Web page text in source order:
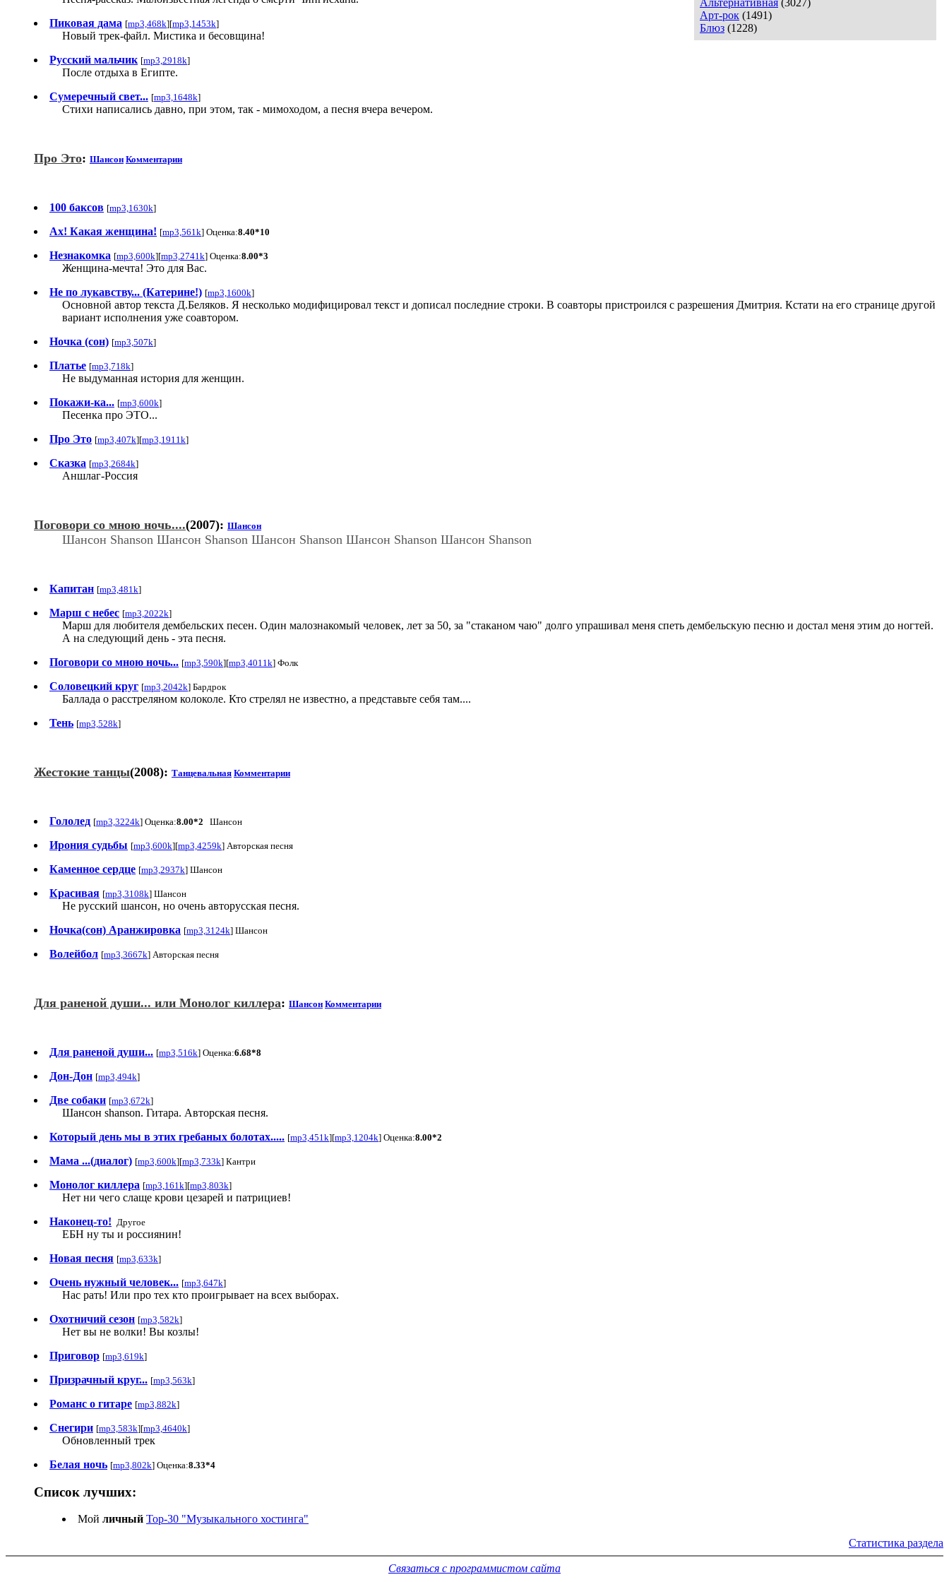
Арт-рок (1491)
Блюз (1228)
Пиковая дама [mp3,468k][mp3,1453k]
Новый трек-файл. Мистика и бесовщина!
Русский мальчик [mp3,2918k]
После отдыха в Египте.
Сумеречный свет... [mp3,1648k]
Стихи написались давно, при этом, так - мимоходом, а песня вчера вечером.
Про Это: Шансон Комментарии
100 баксов [mp3,1630k]
Ах! Какая женщина! [mp3,561k] Оценка:8.40*10
Незнакомка [mp3,600k][mp3,2741k] Оценка:8.00*3
Женщина-мечта! Это для Вас.
Не по лукавству... (Катерине!) [mp3,1600k]
Основной автор текста Д.Беляков. Я несколько модифицировал текст и дописал последние строки. В соавторы пристроился с разрешения Дмитрия. Кстати на его странице другой
вариант исполнения уже соавтором.
Ночка (сон) [mp3,507k]
Платье [mp3,718k]
Не выдуманная история для женщин.
Покажи-ка... [mp3,600k]
Песенка про ЭТО...
Про Это [mp3,407k][mp3,1911k]
Сказка [mp3,2684k]
Аншлаг-Россия
Поговори со мною ночь....(2007): Шансон
Шансон Shanson Шансон Shanson Шансон Shanson Шансон Shanson Шансон Shanson
Капитан [mp3,481k]
Марш с небес [mp3,2022k]
Марш для любителя дембельских песен. Один малознакомый человек, лет за 50, за "стаканом чаю" долго упрашивал меня спеть дембельскую песню и достал меня этим до ногтей.
А на следующий день - эта песня.
Поговори со мною ночь... [mp3,590k][mp3,4011k] Фолк
Соловецкий круг [mp3,2042k] Бардрок
Баллада о расстреляном колоколе. Кто стрелял не известно, а представьте себя там....
Тень [mp3,528k]
Жестокие танцы(2008): Танцевальная Комментарии
Гололед [mp3,3224k] Оценка:8.00*2 Шансон
Ирония судьбы [mp3,600k][mp3,4259k] Авторская песня
Каменное сердце [mp3,2937k] Шансон
Красивая [mp3,3108k] Шансон
Не русский шансон, но очень авторусская песня.
Ночка(сон) Аранжировка [mp3,3124k] Шансон
Волейбол [mp3,3667k] Авторская песня
Для раненой души... или Монолог киллера: Шансон Комментарии
Для раненой души... [mp3,516k] Оценка:6.68*8
Дон-Дон [mp3,494k]
Две собаки [mp3,672k]
Шансон shanson. Гитара. Авторская песня.
Который день мы в этих гребаных болотах..... [mp3,451k][mp3,1204k] Оценка:8.00*2
Мама ...(диалог) [mp3,600k][mp3,733k] Кантри
Монолог киллера [mp3,161k][mp3,803k]
Нет ни чего слаще крови цезарей и патрициев!
Наконец-то! Другое
ЕБН ну ты и россиянин!
Новая песня [mp3,633k]
Очень нужный человек... [mp3,647k]
Нас рать! Или про тех кто проигрывает на всех выборах.
Охотничий сезон [mp3,582k]
Нет вы не волки! Вы козлы!
Приговор [mp3,619k]
Призрачный круг... [mp3,563k]
Романс о гитаре [mp3,882k]
Снегири [mp3,583k][mp3,4640k]
Обновленный трек
Белая ночь [mp3,802k] Оценка:8.33*4
Список лучших:
Мой личный Top-30 "Музыкального хостинга"
Статистика раздела
Связаться с программистом сайта